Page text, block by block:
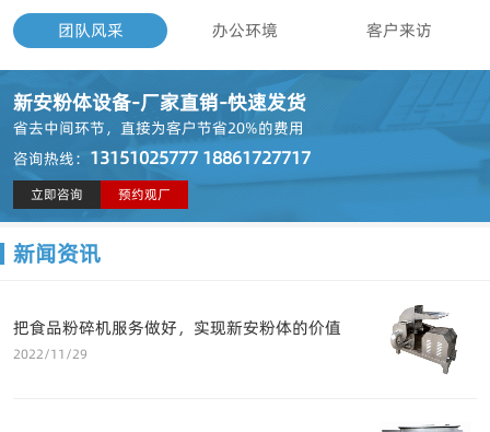
团队风采 办公环境 客户来访
新安粉体设备-厂家直销-快速发货
省去中间环节， 直接为客户节省20%的费用
咨询热线： 13151025777 18861727717
立即咨询 预约观厂
新闻资讯
把食品粉碎机服务做好，实现新安粉体的价值
2022/11/29